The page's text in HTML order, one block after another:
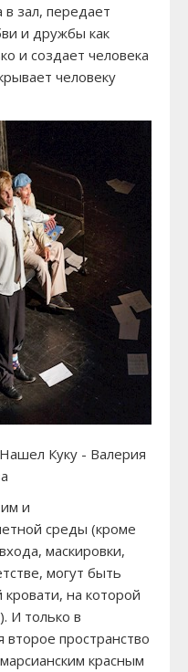
в зал, передает
и дружбы как
и создает человека
человеку
Куку - Валерия
и
среды (кроме
маскировки,
могут быть
на которой
И только в
пространство
красным